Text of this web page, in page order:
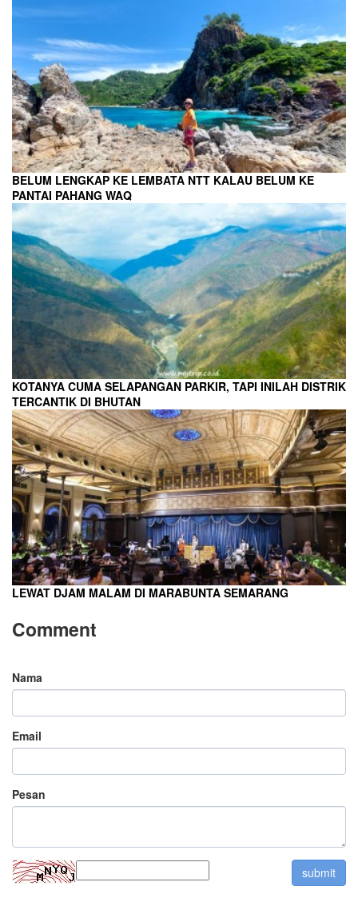
BELUM LENGKAP KE LEMBATA NTT KALAU BELUM KE
PANTAI PAHANG WAQ
KOTANYA CUMA SELAPANGAN PARKIR, TAPI INILAH DISTRIK
TERCANTIK DI BHUTAN
LEWAT DJAM MALAM DI MARABUNTA SEMARANG
Comment
Nama
Email
Pesan